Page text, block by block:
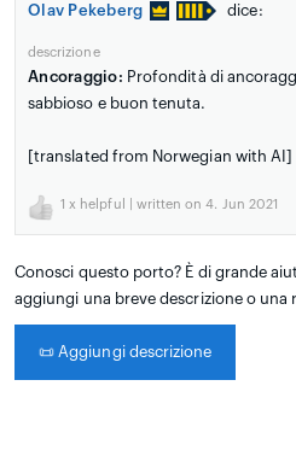
Olav Pekeberg dice:
descrizione
Ancoraggio: Profondità di
sabbioso e buon tenuta.
[translated from Norwegian with AI]
1 x helpful | written on 4. Jun 2021
Conosci questo porto? È di grande
aggiungi una breve descrizione o una
📜 Aggiungi descrizione